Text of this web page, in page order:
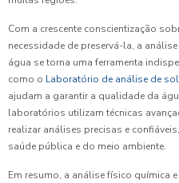
Com a crescente conscientização
necessidade de preservá-la, a
água se torna uma ferramenta
como o Laboratório de análise de
ajudam a garantir a qualidade da
laboratórios utilizam técnicas
realizar análises precisas e
saúde pública e do meio ambiente.
Em resumo, a análise físico química